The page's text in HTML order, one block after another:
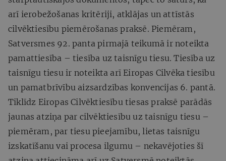
arī ierobežošanas kritēriji, atklājas un attīstās
cilvēktiesību piemērošanas praksē. Piemēram,
Satversmes 92. panta pirmajā teikumā ir noteikta
pamattiesība – tiesība uz taisnīgu tiesu. Tiesība uz
taisnīgu tiesu ir noteikta arī Eiropas Cilvēka tiesību
un pamatbrīvību aizsardzības konvencijas 6. pantā.
Tiklīdz Eiropas Cilvēktiesību tiesas praksē parādās
jaunas atziņa par cilvēktiesību uz taisnīgu tiesu –
piemēram, par tiesu pieejamību, lietas taisnīgu
izskatīšanu vai procesa ilgumu – nekavējoties šī